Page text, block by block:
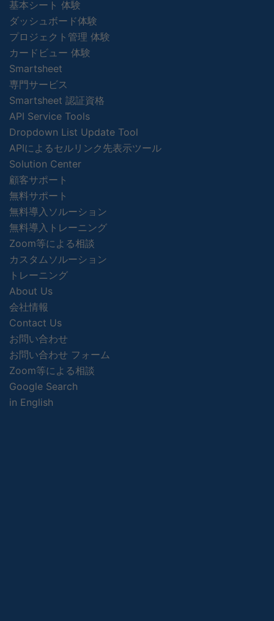
基本シート 体験
ダッシュボード体験
プロジェクト管理 体験
カードビュー 体験
Smartsheet
専門サービス
Smartsheet 認証資格
API Service Tools
Dropdown List Update Tool
APIによるセルリンク先表示ツール
Solution Center
顧客サポート
無料サポート
無料導入ソルーション
無料導入トレーニング
Zoom等による相談
カスタムソルーション
トレーニング
About Us
会社情報
Contact Us
お問い合わせ
お問い合わせ フォーム
Zoom等による相談
Google Search
in English